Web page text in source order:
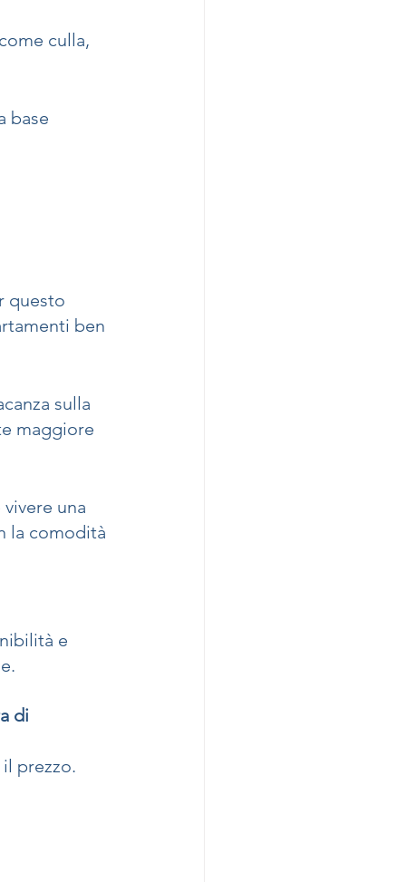
culla,
base
questo
ben
sulla
maggiore
una
la comodità
e
di
prezzo.